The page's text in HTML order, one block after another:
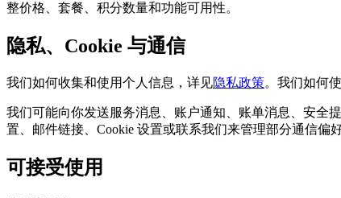
整价格、套餐、积分数量和功能可用性。
隐私、Cookie 与通信
我们如何收集和使用个人信息，详见隐私政策。我们如何
我们可能向你发送服务消息、账户通知、账单消息、安全
置、邮件链接、Cookie 设置或联系我们来管理部分通信偏好
可接受使用